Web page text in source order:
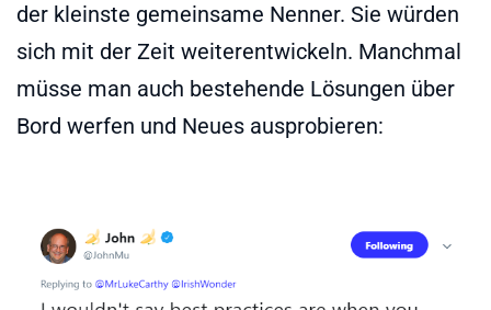
der kleinste gemeinsame Nenner. Sie würden
sich mit der Zeit weiterentwickeln. Manchmal
müsse man auch bestehende Lösungen über
Bord werfen und Neues ausprobieren: